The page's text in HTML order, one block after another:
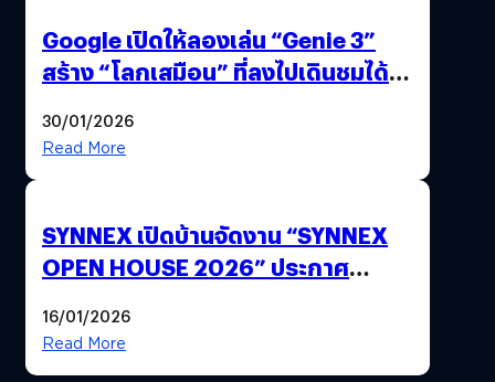
Google เปิดให้ลองเล่น “Genie 3”
สร้าง “โลกเสมือน” ที่ลงไปเดินชมได้
30/01/2026
Read More
SYNNEX เปิดบ้านจัดงาน “SYNNEX
OPEN HOUSE 2026” ประกาศ
ได้ 53,000 ล้านบาท
16/01/2026
Read More